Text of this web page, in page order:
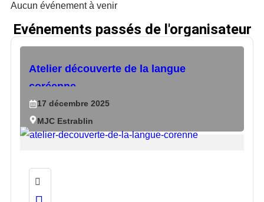
Aucun événement à venir
Evénements passés de l'organisateur
Atelier découverte de la langue
coréenne
17 décembre 2025
MJC Estrablin